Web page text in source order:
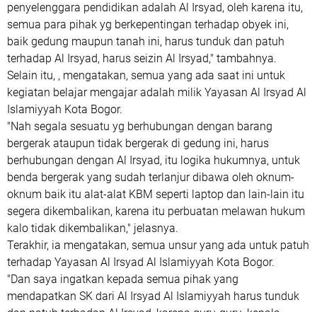
penyelenggara pendidikan adalah Al Irsyad, oleh karena itu,
semua para pihak yg berkepentingan terhadap obyek ini,
baik gedung maupun tanah ini, harus tunduk dan patuh
terhadap Al Irsyad, harus seizin Al Irsyad," tambahnya.
Selain itu, , mengatakan, semua yang ada saat ini untuk
kegiatan belajar mengajar adalah milik Yayasan Al Irsyad Al
Islamiyyah Kota Bogor.
"Nah segala sesuatu yg berhubungan dengan barang
bergerak ataupun tidak bergerak di gedung ini, harus
berhubungan dengan Al Irsyad, itu logika hukumnya, untuk
benda bergerak yang sudah terlanjur dibawa oleh oknum-
oknum baik itu alat-alat KBM seperti laptop dan lain-lain itu
segera dikembalikan, karena itu perbuatan melawan hukum
kalo tidak dikembalikan," jelasnya.
Terakhir, ia mengatakan, semua unsur yang ada untuk patuh
terhadap Yayasan Al Irsyad Al Islamiyyah Kota Bogor.
"Dan saya ingatkan kepada semua pihak yang
mendapatkan SK dari Al Irsyad Al Islamiyyah harus tunduk